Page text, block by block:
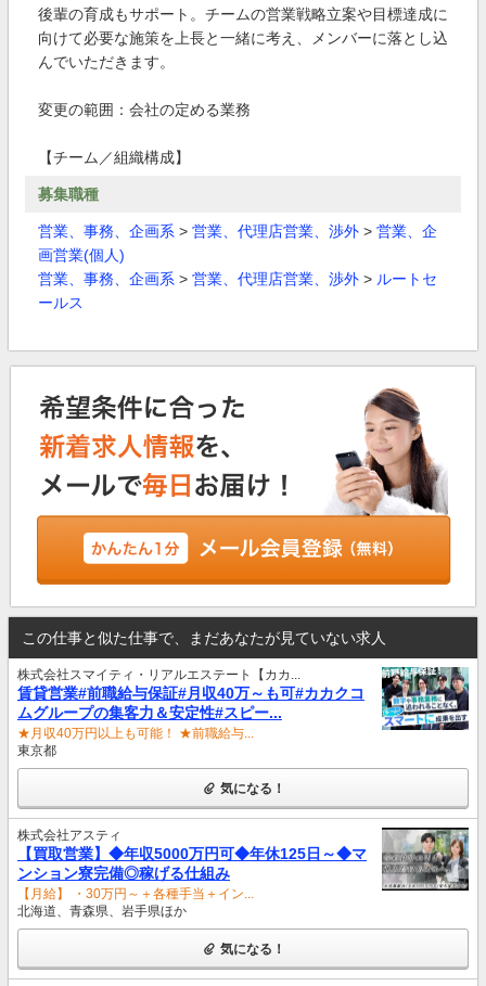
後輩の育成もサポート。チームの営業戦略立案や目標達成に
向けて必要な施策を上長と一緒に考え、メンバーに落とし込
んでいただきます。
変更の範囲：会社の定める業務
【チーム／組織構成】
募集職種
営業、事務、企画系 > 営業、代理店営業、渉外 > 営業、企
画営業(個人)
営業、事務、企画系 > 営業、代理店営業、渉外 > ルートセ
ールス
この仕事と似た仕事で、まだあなたが見ていない求人
株式会社スマイティ・リアルエステート【カカ...
賃貸営業#前職給与保証#月収40万～も可#カカクコ
ムグループの集客力＆安定性#スピー...
★月収40万円以上も可能！ ★前職給与...
東京都
気になる！
株式会社アスティ
【買取営業】◆年収5000万円可◆年休125日～◆マ
ンション寮完備◎稼げる仕組み
【月給】 ・30万円～＋各種手当＋イン...
北海道、青森県、岩手県ほか
気になる！